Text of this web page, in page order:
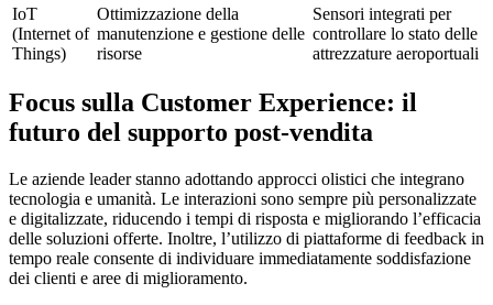
IoT
(Internet of
Things)
Ottimizzazione della
manutenzione e gestione delle
risorse
Sensori integrati per
controllare lo stato delle
attrezzature aeroportuali
Focus sulla Customer Experience: il
futuro del supporto post-vendita
Le aziende leader stanno adottando approcci olistici che integrano
tecnologia e umanità. Le interazioni sono sempre più personalizzate
e digitalizzate, riducendo i tempi di risposta e migliorando l’efficacia
delle soluzioni offerte. Inoltre, l’utilizzo di piattaforme di feedback in
tempo reale consente di individuare immediatamente soddisfazione
dei clienti e aree di miglioramento.